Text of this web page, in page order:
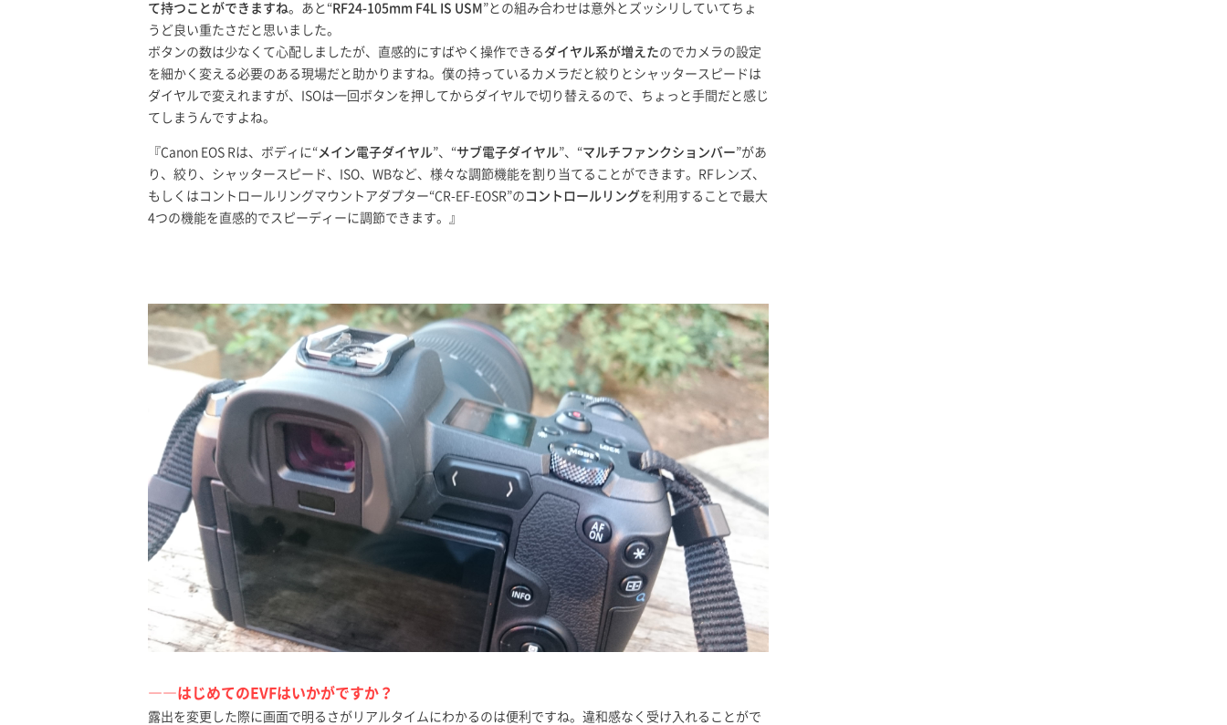
て持つことができますね。あと“RF24-105mm F4L IS USM”との組み合わせは意外とズッシリしていてちょ
うど良い重たさだと思いました。
ボタンの数は少なくて心配しましたが、直感的にすばやく操作できる ダイヤル系が増えたのでカメラの設定
を細かく変える必要のある現場だと助かりますね。僕の持っているカメラだと絞りとシャッタースピードは
ダイヤルで変えれますが、ISOは一回ボタンを押してからダイヤルで切り替えるので、ちょっと手間だと感じ
てしまうんですよね。
『Canon EOS Rは、ボディに“ メイン電子ダイヤル”、“サブ電子ダイヤル”、“マルチファンクションバー”があ
り、絞り、シャッタースピード、ISO、WBなど、様々な調節機能を割り当てることができます。RFレンズ、
もしくはコントロールリングマウントアダプター“CR-EF-EOSR”の コントロールリングを利用することで最大
4つの機能を直感的でスピーディーに調節できます。』
――はじめてのEVFはいかがですか？
露出を変更した際に画面で明るさがリアルタイムにわかるのは便利ですね。違和感なく受け入れることがで